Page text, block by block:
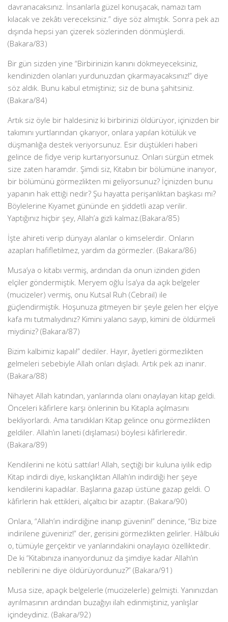
davranacaksınız. İnsanlarla güzel konuşacak, namazı tam
kılacak ve zekâtı vereceksiniz.” diye söz almıştık. Sonra pek azı
dışında hepsi yan çizerek sözlerinden dönmüşlerdi.
(Bakara/83)
Bir gün sizden yine “Birbirinizin kanını dökmeyeceksiniz,
kendinizden olanları yurdunuzdan çıkarmayacaksınız!” diye
söz aldık. Bunu kabul etmiştiniz; siz de buna şahitsiniz.
(Bakara/84)
Artık siz öyle bir haldesiniz ki birbirinizi öldürüyor, içinizden bir
takımını yurtlarından çıkarıyor, onlara yapılan kötülük ve
düşmanlığa destek veriyorsunuz. Esir düştükleri haberi
gelince de fidye verip kurtarıyorsunuz. Onları sürgün etmek
size zaten haramdır. Şimdi siz, Kitabın bir bölümüne inanıyor,
bir bölümünü görmezlikten mi geliyorsunuz? İçinizden bunu
yapanın hak ettiği nedir? Şu hayatta perişanlıktan başkası mı?
Böylelerine Kıyamet gününde en şiddetli azap verilir.
Yaptığınız hiçbir şey, Allah’a gizli kalmaz.(Bakara/85)
İşte ahireti verip dünyayı alanlar o kimselerdir. Onların
azapları hafifletilmez, yardım da görmezler. (Bakara/86)
Musa’ya o kitabı vermiş, ardından da onun izinden giden
elçiler göndermiştik. Meryem oğlu İsa’ya da açık belgeler
(mucizeler) vermiş, onu Kutsal Ruh (Cebrail) ile
güçlendirmiştik. Hoşunuza gitmeyen bir şeyle gelen her elçiye
kafa mı tutmalıydınız? Kimini yalancı sayıp, kimini de öldürmeli
miydiniz? (Bakara/87)
Bizim kalbimiz kapalı!” dediler. Hayır, âyetleri görmezlikten
gelmeleri sebebiyle Allah onları dışladı. Artık pek azı inanır.
(Bakara/88)
Nihayet Allah katından, yanlarında olanı onaylayan kitap geldi.
Önceleri kâfirlere karşı önlerinin bu Kitapla açılmasını
bekliyorlardı. Ama tanıdıkları Kitap gelince onu görmezlikten
geldiler. Allah’ın laneti (dışlaması) böylesi kâfirleredir.
(Bakara/89)
Kendilerini ne kötü sattılar! Allah, seçtiği bir kuluna iyilik edip
Kitap indirdi diye, kıskançlıktan Allah’ın indirdiği her şeye
kendilerini kapadılar. Başlarına gazap üstüne gazap geldi. O
kâfirlerin hak ettikleri, alçaltıcı bir azaptır. (Bakara/90)
Onlara, “Allah’ın indirdiğine inanıp güvenin!” denince, “Biz bize
indirilene güveniriz!” der, gerisini görmezlikten gelirler. Hâlbuki
o, tümüyle gerçektir ve yanlarındakini onaylayıcı özelliktedir.
De ki “Kitabınıza inanıyordunuz da şimdiye kadar Allah’ın
nebîlerini ne diye öldürüyordunuz?” (Bakara/91)
Musa size, apaçık belgelerle (mucizelerle) gelmişti. Yanınızdan
ayrılmasının ardından buzağıyı ilah edinmiştiniz, yanlışlar
içindeydiniz. (Bakara/92)